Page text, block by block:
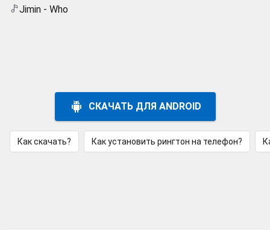
Jimin - Who
СКАЧАТЬ ДЛЯ ANDROID
Как скачать? Как установить рингтон на телефон?